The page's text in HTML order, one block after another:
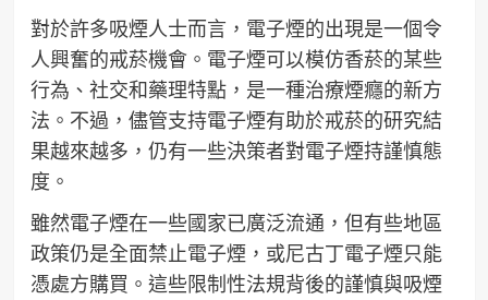
對於許多吸煙人士而言，電子煙的出現是一個令
人興奮的戒菸機會。電子煙可以模仿香菸的某些
行為、社交和藥理特點，是一種治療煙癮的新方
法。不過，儘管支持電子煙有助於戒菸的研究結
果越來越多，仍有一些決策者對電子煙持謹慎態
度。
雖然電子煙在一些國家已廣泛流通，但有些地區
政策仍是全面禁止電子煙，或尼古丁電子煙只能
憑處方購買。這些限制性法規背後的謹慎與吸煙